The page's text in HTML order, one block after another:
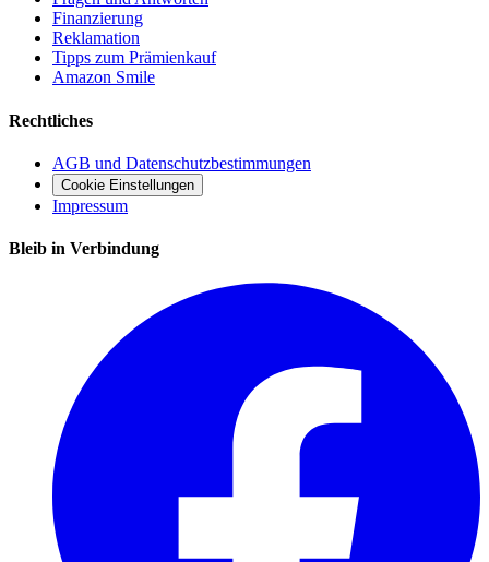
Finanzierung
Reklamation
Tipps zum Prämienkauf
Amazon Smile
Rechtliches
AGB und Datenschutzbestimmungen
Cookie Einstellungen
Impressum
Bleib in Verbindung